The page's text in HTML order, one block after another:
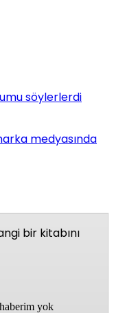
söylerlerdi
medyasında
bir kitabını
yok